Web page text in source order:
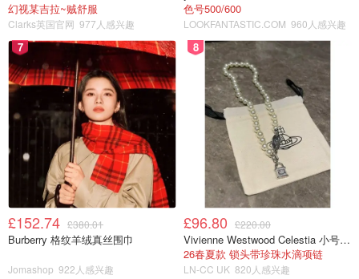
幻视某吉拉~贼舒服
Clarks英国官网 977人感兴趣
色号500/600
LOOKFANTASTIC.COM 960人感兴趣
7
£152.74 £380.01
Burberry 格纹羊绒真丝围巾
Jomashop 922人感兴趣
8
£96.80 £220.00
Vivienne Westwood Celestia 小号吊坠项链
26春夏款 锁头带珍珠水滴项链
LN-CC UK 820人感兴趣